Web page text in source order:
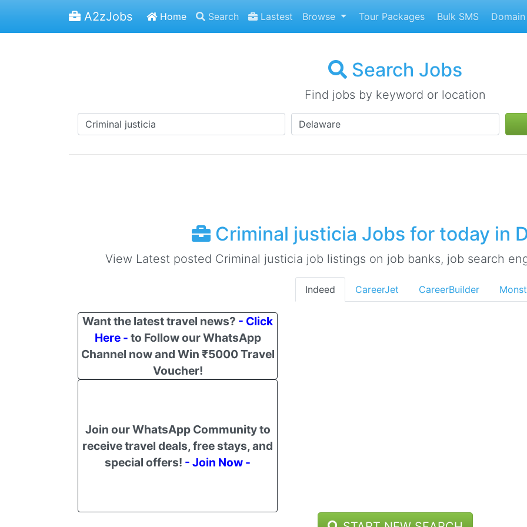
A2zJobs Home Search Lastest Browse Tour Packages Bulk SMS
Search Jobs
Find jobs by keyword or location
Criminal justicia Jobs for today in
View Latest posted Criminal justicia job listings on job banks, job search
Want the latest travel news? - Click
Here - to Follow our WhatsApp
Channel now and Win ₹5000 Travel
Voucher!
Join our WhatsApp Community to
receive travel deals, free stays, and
special offers! - Join Now -
Indeed CareerJet CareerBuilder